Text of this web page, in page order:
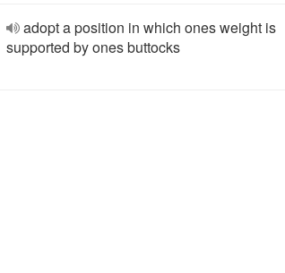
adopt a position in which ones weight is
supported by ones buttocks